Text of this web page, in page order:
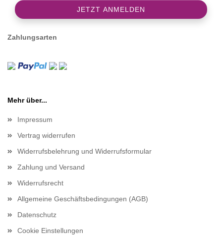
Zahlungsarten
Mehr über...
Impressum
Vertrag widerrufen
Widerrufsbelehrung und Widerrufsformular
Zahlung und Versand
Widerrufsrecht
Allgemeine Geschäftsbedingungen (AGB)
Datenschutz
Cookie Einstellungen